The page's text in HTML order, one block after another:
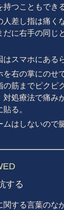
つこともできる
人差し指は痛く
だに右手の同じ
はスマホにある
を右の掌にのせ
の筋までピクピ
対処療法で痛み
る。
ムはしないので
する
関する言葉のな